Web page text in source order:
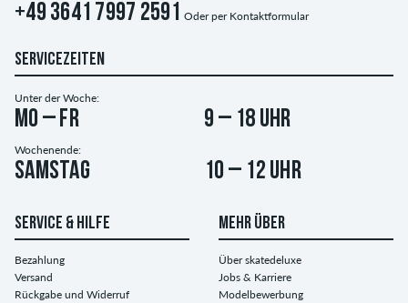
+49 3641 7997 2591 Oder per Kontaktformular
SERVICEZEITEN
Unter der Woche:
Mo – Fr 9 – 18 Uhr
Wochenende:
Samstag 10 – 12 Uhr
SERVICE & HILFE
Bezahlung
Versand
Rückgabe und Widerruf
MEHR ÜBER
Über skatedeluxe
Jobs & Karriere
Modelbewerbung